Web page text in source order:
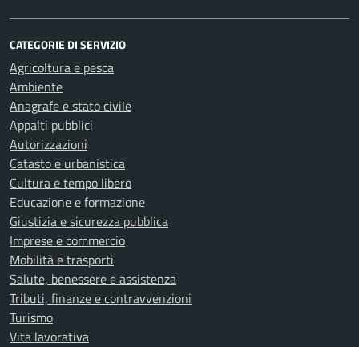
CATEGORIE DI SERVIZIO
Agricoltura e pesca
Ambiente
Anagrafe e stato civile
Appalti pubblici
Autorizzazioni
Catasto e urbanistica
Cultura e tempo libero
Educazione e formazione
Giustizia e sicurezza pubblica
Imprese e commercio
Mobilità e trasporti
Salute, benessere e assistenza
Tributi, finanze e contravvenzioni
Turismo
Vita lavorativa